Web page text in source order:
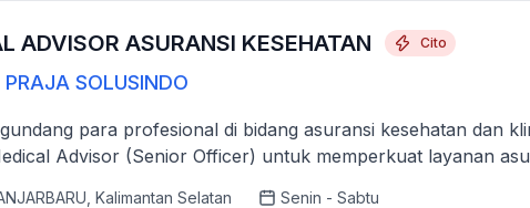
ADVISOR ASURANSI KESEHATAN Cito
SOLUSINDO
para profesional di bidang asuransi kesehatan dan
Kalimantan Selatan Senin - Sabtu